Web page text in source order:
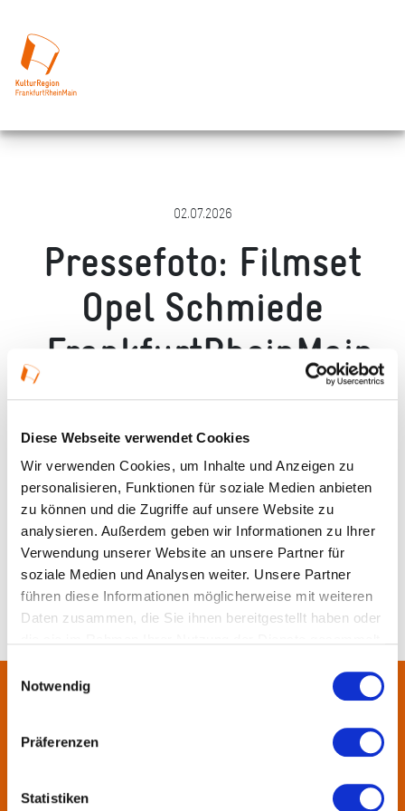
Diese Webseite verwendet Cookies
Wir verwenden Cookies, um Inhalte und Anzeigen zu
personalisieren, Funktionen für soziale Medien anbieten
zu können und die Zugriffe auf unsere Website zu
analysieren. Außerdem geben wir Informationen zu Ihrer
Verwendung unserer Website an unsere Partner für
soziale Medien und Analysen weiter. Unsere Partner
führen diese Informationen möglicherweise mit weiteren
Daten zusammen, die Sie ihnen bereitgestellt haben oder
Notwendig
Präferenzen
Statistiken
02.07.2026
Pressefoto: Filmset
Opel Schmiede
„FrankfurtRheinMain
auf dem Weg in die
Moderne“
Merken Teilen Empfehlen
In der Metropolregion FrankfurtRheinMain haben sich rund 50
Landkreise, Städte, Gemeinden und der Regionalverband zur
KulturRegion zusammen-geschlossen. Über die Ländergrenzen